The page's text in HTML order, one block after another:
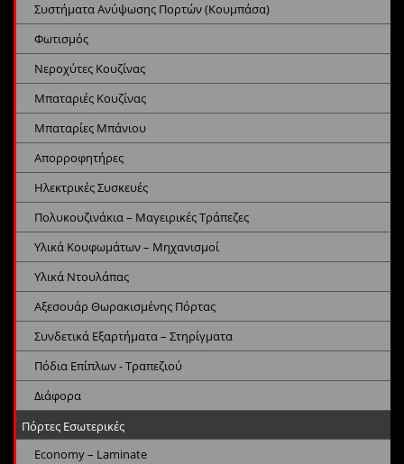
Συστήματα Ανύψωσης Πορτών (Κουμπάσα)
Φωτισμός
Νεροχύτες Κουζίνας
Μπαταριές Κουζίνας
Μπαταρίες Μπάνιου
Απορροφητήρες
Ηλεκτρικές Συσκευές
Πολυκουζινάκια – Μαγειρικές Τράπεζες
Υλικά Κουφωμάτων – Μηχανισμοί
Υλικά Ντουλάπας
Αξεσουάρ Θωρακισμένης Πόρτας
Συνδετικά Εξαρτήματα – Στηρίγματα
Πόδια Επίπλων - Τραπεζιού
Διάφορα
Πόρτες Εσωτερικές
Economy – Laminate